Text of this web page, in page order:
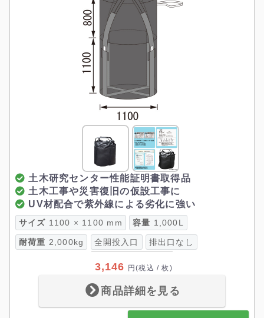
土木研究センター性能証明書取得品
土木工事や災害復旧の仮設工事に
UV材配合で紫外線による劣化に強い
サイズ 1100 × 1100 mm 容量 1,000L
耐荷重 2,000kg 全開投入口 排出口なし
3,146 円(税込 / 枚)
商品詳細を見る